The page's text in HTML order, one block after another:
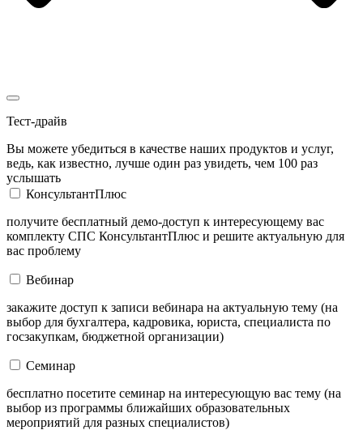
Тест-драйв
Вы можете убедиться в качестве наших продуктов и услуг,
ведь, как известно, лучше один раз увидеть, чем 100 раз
услышать
КонсультантПлюс
получите бесплатный демо-доступ к интересующему вас
комплекту СПС КонсультантПлюс и решите актуальную для
вас проблему
Вебинар
закажите доступ к записи вебинара на актуальную тему (на
выбор для бухгалтера, кадровика, юриста, специалиста по
госзакупкам, бюджетной организации)
Семинар
бесплатно посетите семинар на интересующую вас тему (на
выбор из программы ближайших образовательных
мероприятий для разных специалистов)